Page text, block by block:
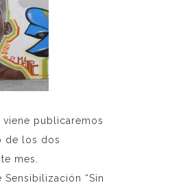
viene publicaremos
de los dos
mes.
Sensibilización “Sin